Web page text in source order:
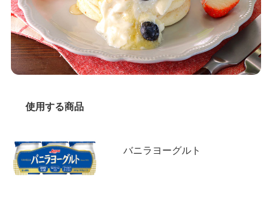
バニラヨーグルト
使用する商品